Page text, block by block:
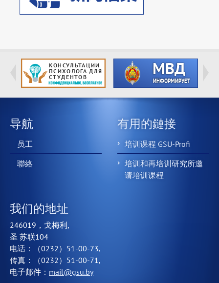
导航
员工
聯絡
有用的鏈接
培训课程 GSU-Profi
培训和再培训研究所邀
请培训课程
我们的地址
246019，戈梅利,
圣 苏联104
电话：（0232）51-00-73,
传真：（0232）51-00-71,
电子邮件： mail@gsu.by